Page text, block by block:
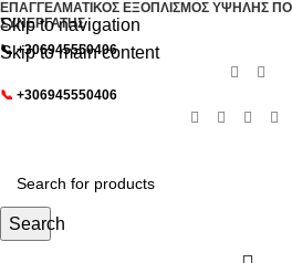
Skip to navigation
Skip to main content
ΕΠΑΓΓΕΛΜΑΤΙΚΟΣ ΕΞΟΠΛΙΣΜΟΣ ΥΨΗΛΗΣ
ΣΥΝΕΡΓΑΤΗΣ
📞+306945550406
📞 +306945550406
Search